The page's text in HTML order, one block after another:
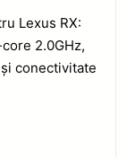
Lexus RX:
2.0GHz,
conectivitate